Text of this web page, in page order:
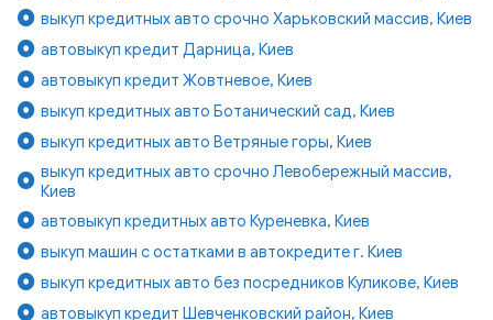
выкуп кредитных авто срочно Харьковский массив, Киев
автовыкуп кредит Дарница, Киев
автовыкуп кредит Жовтневое, Киев
выкуп кредитных авто Ботанический сад, Киев
выкуп кредитных авто Ветряные горы, Киев
выкуп кредитных авто срочно Левобережный массив,
Киев
автовыкуп кредитных авто Куреневка, Киев
выкуп машин с остатками в автокредите г. Киев
выкуп кредитных авто без посредников Куликове, Киев
автовыкуп кредит Шевченковский район, Киев